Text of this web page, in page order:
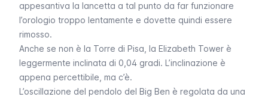
appesantiva la lancetta a tal punto da far funzionare
l’orologio troppo lentamente e dovette quindi essere
rimosso.
Anche se non è la Torre di Pisa, la Elizabeth Tower è
leggermente inclinata di 0,04 gradi. L’inclinazione è
appena percettibile, ma c’è.
L’oscillazione del pendolo del Big Ben è regolata da una